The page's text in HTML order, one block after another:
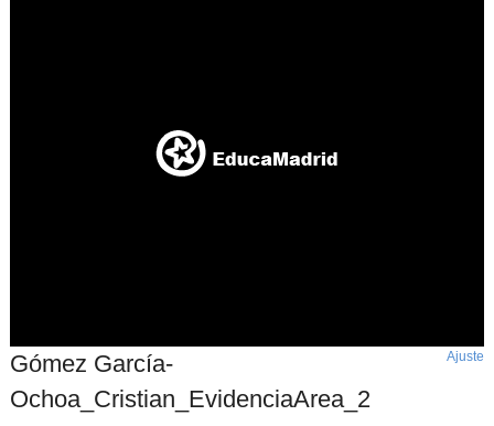
Gómez García-
Ochoa_Cristian_EvidenciaArea_2
Ajuste